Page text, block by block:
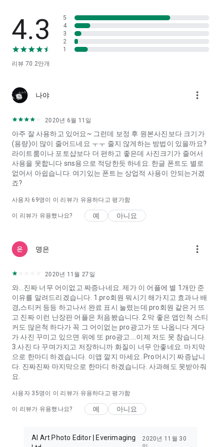
[전문적인 사진 효과]
수백 가지의 전문적인 필터와 특별한 스타일 효과로, 리얼 아날로
그 필름, 레트로 필터, 상큼한 필터, 흑백 필터 등 다양한 클래식한
스타일을 표현할 수 있습니다.
다양한 벽지, 포스터, 인스타그램 게시물, 유튜브 비디오 커버, 카
드, 로고 등 디자인 템플릿이 매주 업데이트됩니다. 모든 그래픽
[클래식 및 포스터 콜라주]
음식, 의류, 축제, 여행 등 다양한 씬을 포함하는 다양한 콜라주 템
플릿으로, 사진을 쉽게 더 좋게 만들 수 있습니다.
[미술 효과]
몇 번의 탭으로 일반적인 사진을 예술 작품으로 변환할 수 있습니
사진을 바로 반 고흐, 모네, 피카소 등의 대표적인 화가들의 그림
으로 만들어주며, "사이버펑크"와 같은 최신 예술 스타일도 제공
[다양한 요소와 자원이 풍부]
스티커, 프레임, 글꼴, 배경, 모자이크, 스톡 사진 등 다양한 요소와
개인적인 스타일을 표현할 수 있습니다.
Fotor Pro 구독 요금은 월별 또는 연간으로 청구됩니다. Fotor
Pro 요금은 구매 확인 후 지불됩니다. 구독은 현재 구독 기간 만료
전 최소 24시간 전에 자동 갱신이 해제되지 않으면 자동으로 갱
신됩니다. 구독을 확인하면 선택한 요금제에 따라 iTunes 계정에
요금이 청구됩니다. 구매 후 iTunes 설정으로 이동하여 구독을 관
리하고 자동 갱신을 해제할 수 있습니다. 구독을 취소하면 한 달
후에 효력이 발생합니다.
서비스 이용 약관:
https://www.fotor.com/service.html?f=iphoneapp&v=1
https://www.fotor.com/privacy.html
4.3
리뷰 70.2만개
5
4
3
2
1
나야 more_vert
2020년 6월 11일
아주 잘 사용하고 있어요~ 그런데 보정 후 원본사진보다 크기가
(용량)이 많이 줄어드네요 ㅜㅜ 줄지 않게하는 방법이 있을까요?
라이트룸이나 포토샵보다 더 편하고 좋은데 사진크기가 줄어서
사용을 못합니다 sns용으로 적당한듯 하네요. 한글 폰트도 별로
없어서 아쉽습니다. 여기있는 폰트는 상업적 사용이 안되는거겠
죠?
사용자 69명이 이 리뷰가 유용하다고 평가함
이 리뷰가 유용했나요? 예 아니요
명은 more_vert
2020년 11월 27일
와...진짜 너무 어이없고 짜증나네요. 제가 이 어플에 별 1개만 준
이유를 알려드리겠습니다. 1.pro회원 뭐시기 해가지고 효과나 배
경,스티커 등등 하고나서 완료 표시 눌렸는데 pro회원 같은거 뜨
고 진짜 이런 난장판 어플은 처음봤습니다. 2.막 좋은 앱인척 스티
커도 많은척 하다가 꼭 그 어이없는 pro광고가 또 나옵니다 게다
가 사진 꾸미고 있으면 위에 또 pro광고....이제 저도 못 참습니다.
3.사진 다 꾸며가지고 저장하니까 화질이 너무 안좋네요. 마지막
으로 한마디 하겠습니다. 이앱 깔지 마세요. Pro머시기 짜증납니
다. 진짜진짜 마지막으로 한마디 하겠습니다. 사과해도 못받아줘
요.
사용자 35명이 이 리뷰가 유용하다고 평가함
이 리뷰가 유용했나요? 예 아니요
AI Art Photo Editor | Everimaging
2020년 11월 30